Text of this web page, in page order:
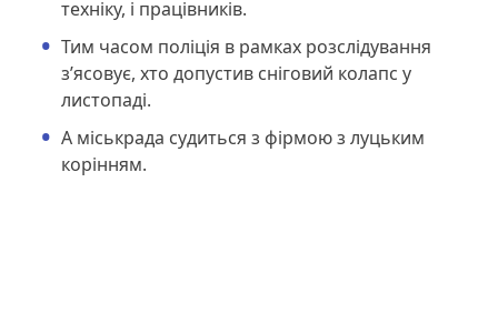
техніку, і працівників.
Тим часом поліція в рамках розслідування
з’ясовує, хто допустив сніговий колапс у
листопаді.
А міськрада судиться з фірмою з луцьким
корінням.